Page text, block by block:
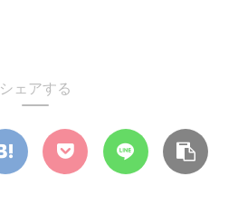
シェアする